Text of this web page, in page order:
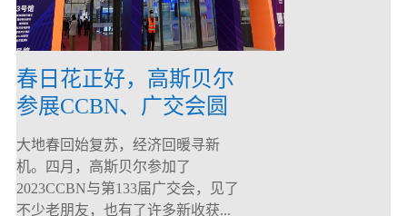
春日花正好，高斯贝尔
参展CCBN、广交会圆
满落幕！
大地春回始复苏，经济回暖寻新
机。四月，高斯贝尔参加了
2023CCBN与第133届广交会，见了
不少老朋友，也有了许多新收获...